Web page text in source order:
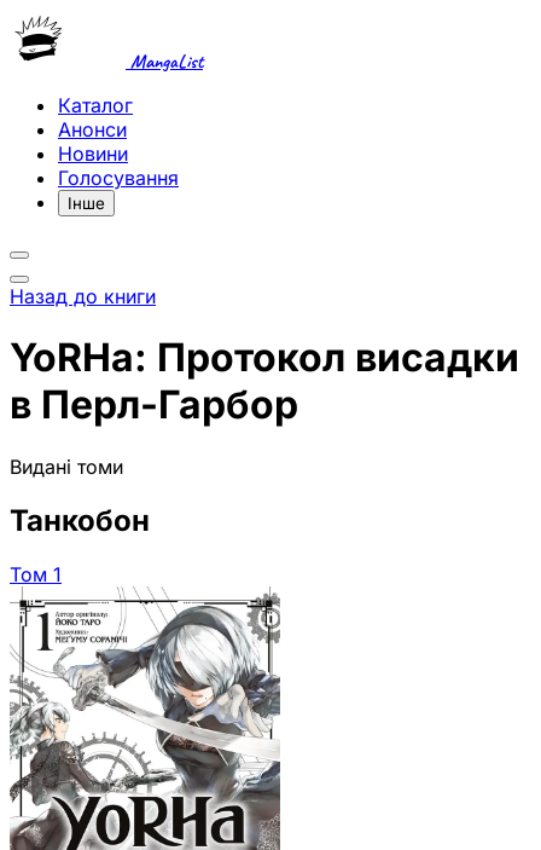
MangaList
Каталог
Анонси
Новини
Голосування
Інше
Назад до книги
YoRHa: Протокол висадки
в Перл-Гарбор
Видані томи
Танкобон
Том 1